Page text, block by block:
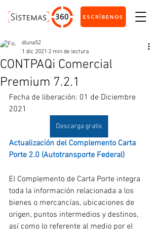
ESCRÍBENOS
CONTPAQi Comercial
Premium 7.2.1
dluna52
1 dic 2021 2 min de lectura
Fecha de liberación: 01 de Diciembre
2021
Descarga gratis
Actualización del Complemento Carta
Porte 2.0 (Autotransporte Federal)
El Complemento de Carta Porte integra
toda la información relacionada a los
bienes o mercancías, ubicaciones de
origen, puntos intermedios y destinos,
así como lo referente al medio por el